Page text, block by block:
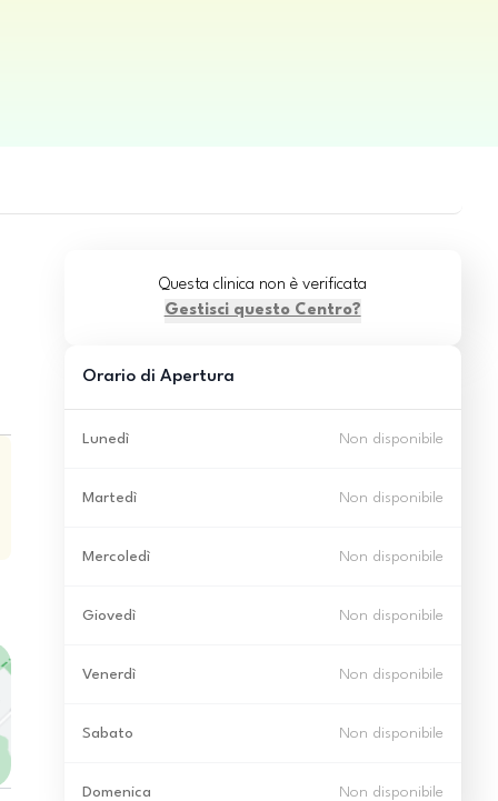
Questa clinica non è verificata
Gestisci questo Centro?
Orario di Apertura
Lunedì Non disponibile
Martedì Non disponibile
Mercoledì Non disponibile
Giovedì Non disponibile
Venerdì Non disponibile
Sabato Non disponibile
Domenica Non disponibile